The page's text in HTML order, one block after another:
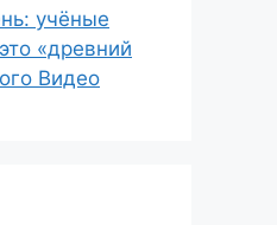
учёные
«древний
Видео